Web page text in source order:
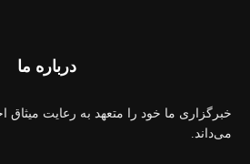
درباره ما
خبرگزاری ما خود را متعهد به رعایت میثاق
می‌داند.